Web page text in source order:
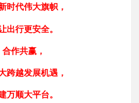
时代伟大旗帜，
出行更安全。
作共赢，
跨越发展机遇，
万顺大平台。